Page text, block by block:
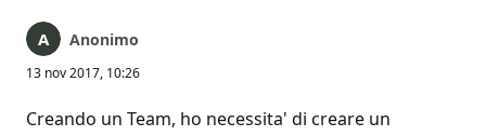
Anonimo
13 nov 2017, 10:26
Creando un Team, ho necessita' di creare un